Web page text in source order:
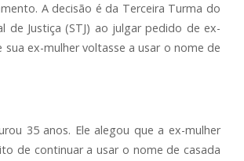
A decisão é da Terceira Turma do
de Justiça (STJ) ao julgar pedido de ex-
sua ex-mulher voltasse a usar o nome de
35 anos. Ele alegou que a ex-mulher
de continuar a usar o nome de casada